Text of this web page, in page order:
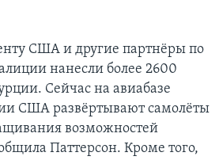
США и другие партнёры по
нанесли более 2600
Сейчас на авиабазе
США развёртывают самолёты
возможностей
Паттерсон. Кроме того,